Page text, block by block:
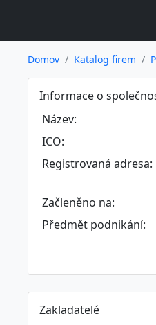
Domov Katalog firem P
Informace o
Název:
ICO:
Registrovaná adresa:
Začleněno na:
Předmět podnikání:
Zakladatelé